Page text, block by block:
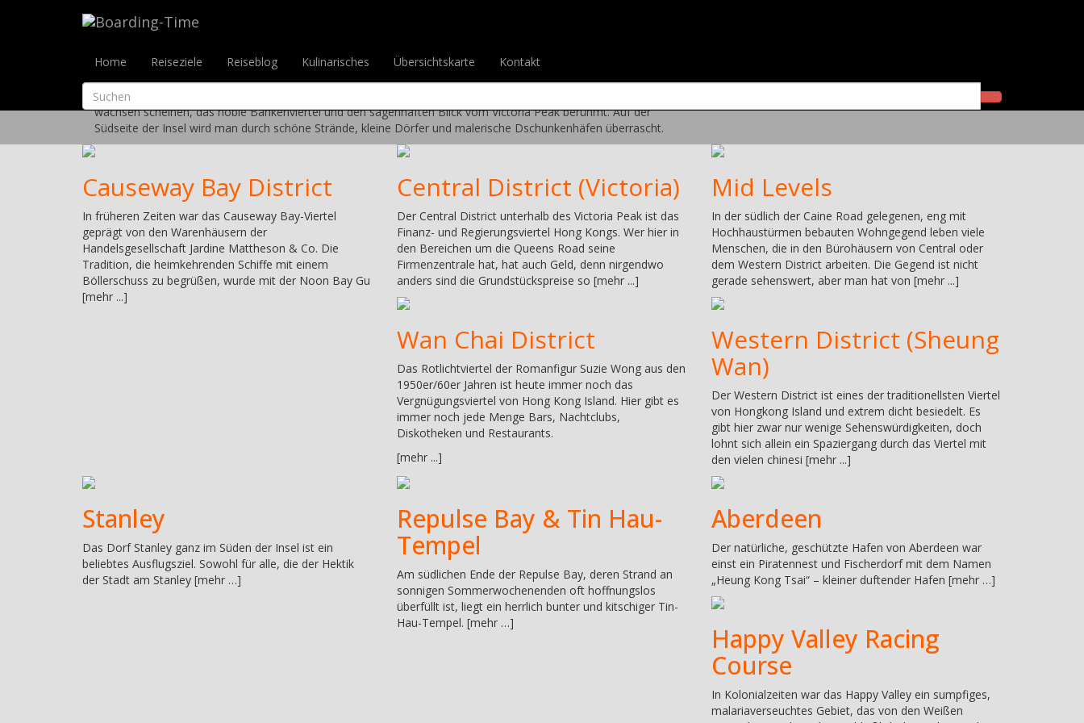
Home Reiseziele Reiseblog Kulinarisches Übersichtskarte Kontakt
Hong Kong Island
Hong Kong Island ist für seine spektakuläre Skyline, in der laufend neue Wolkenkratzer aus dem Boden zu
wachsen scheinen, das noble Bankenviertel und den sagenhaften Blick vom Victoria Peak berühmt. Auf der
Südseite der Insel wird man durch schöne Strände, kleine Dörfer und malerische Dschunkenhäfen überrascht.
Causeway Bay District
In früheren Zeiten war das Causeway Bay-Viertel
geprägt von den Warenhäusern der
Handelsgesellschaft Jardine Mattheson & Co. Die
Tradition, die heimkehrenden Schiffe mit einem
Böllerschuss zu begrüßen, wurde mit der Noon Bay Gu
[mehr ...]
Central District (Victoria)
Der Central District unterhalb des Victoria Peak ist das
Finanz- und Regierungsviertel Hong Kongs. Wer hier in
den Bereichen um die Queens Road seine
Firmenzentrale hat, hat auch Geld, denn nirgendwo
anders sind die Grundstückspreise so [mehr ...]
Mid Levels
In der südlich der Caine Road gelegenen, eng mit
Hochhaustürmen bebauten Wohngegend leben viele
Menschen, die in den Bürohäusern von Central oder
dem Western District arbeiten. Die Gegend ist nicht
gerade sehenswert, aber man hat von [mehr ...]
Wan Chai District
Das Rotlichtviertel der Romanfigur Suzie Wong aus den
1950er/60er Jahren ist heute immer noch das
Vergnügungsviertel von Hong Kong Island. Hier gibt es
immer noch jede Menge Bars, Nachtclubs,
Diskotheken und Restaurants.
[mehr ...]
Western District (Sheung
Wan)
Der Western District ist eines der traditionellsten Viertel
von Hongkong Island und extrem dicht besiedelt. Es
gibt hier zwar nur wenige Sehenswürdigkeiten, doch
lohnt sich allein ein Spaziergang durch das Viertel mit
den vielen chinesi [mehr ...]
Stanley
Das Dorf Stanley ganz im Süden der Insel ist ein
beliebtes Ausflugsziel. Sowohl für alle, die der Hektik
der Stadt am Stanley [mehr …]
Repulse Bay & Tin Hau-
Tempel
Am südlichen Ende der Repulse Bay, deren Strand an
sonnigen Sommerwochenenden oft hoffnungslos
überfüllt ist, liegt ein herrlich bunter und kitschiger Tin-
Hau-Tempel. [mehr …]
Aberdeen
Der natürliche, geschützte Hafen von Aberdeen war
einst ein Piratennest und Fischerdorf mit dem Namen
„Heung Kong Tsai“ – kleiner duftender Hafen [mehr …]
Happy Valley Racing
Course
In Kolonialzeiten war das Happy Valley ein sumpfiges,
malariaverseuchtes Gebiet, das von den Weißen